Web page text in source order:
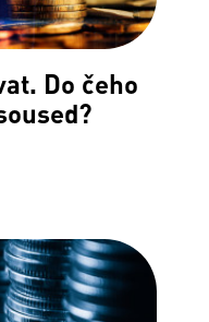
Do čeho